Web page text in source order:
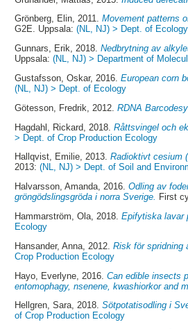
Grönberg, Elin, 2011.Movement patterns
G2E. Uppsala:(NL, NJ) > Dept. of Ecology
Gunnars, Erik, 2018.Nedbrytning av
Uppsala:(NL, NJ) > Department of
Gustafsson, Oskar, 2016.European corn
(NL, NJ) > Dept. of Ecology
Götesson, Fredrik , 2012.RDNA
Hagdahl, Rickard , 2018.Råttsvingel och
> Dept. of Crop Production Ecology
Hallqvist, Emilie, 2013.Radioktivt cesium
2013:(NL, NJ) > Dept. of Soil and
Halvarsson, Amanda, 2016.Odling av
gröngödslingsgröda i norra Sverige. First
Hammarström, Ola , 2018.Epifytiska lavar
Ecology
Hansander, Anna , 2012.Risk för spridning
Crop Production Ecology
Hayo, Everlyne , 2016.Can edible insects
entomophagy, nsenene, kwashiorkor and
Hellgren, Sara, 2018.Sötpotatisodling i
of Crop Production Ecology